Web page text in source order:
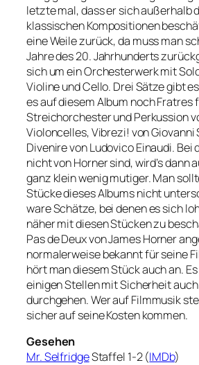
letzte mal, dass er sich außerhalb
klassischen Kompositionen
eine Weile zurück, da muss man
Jahre des 20. Jahrhunderts
sich um ein Orchesterwerk mit
Violine und Cello. Drei Sätze gibt
es auf diesem Album noch Fratres
Streichorchester und Perkussion
Violoncelles, Vibrezi! von Giovanni
Divenire von Ludovico Einaudi. Bei
nicht von Horner sind, wird’s dann
ganz klein wenig mutiger. Man
Stücke dieses Albums nicht
ware Schätze, bei denen es sich
näher mit diesen Stücken zu
Pas de Deux von James Horner
normalerweise bekannt für seine
hört man diesem Stück auch an.
einigen Stellen mit Sicherheit
durchgehen. Wer auf Filmmusik
sicher auf seine Kosten kommen.
Gesehen
Mr. SelfridgeStaffel 1-2 (IMDb)